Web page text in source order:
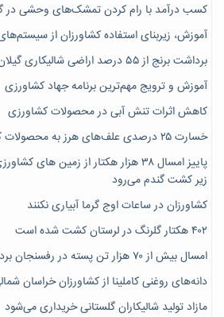
کسب درآمد با رام کردن تمشک‌های وحشی در
آموزش، زیربنای استفاده کشاورزان از
برداشت برنج از ۵۵ درصد اراضی شالیکاری گیلان
آموزش و ترویج مهم‌ترین برنامه جهاد کشاورزی
کاهش اثرات تنش آبی در محصولات کشاورزی
خسارت ۲۵ درصدی علف‌های هرز به محصولات کشاورزی
پاییز امسال ۳۸ هزار هکتار از زمین
زیر کشت گندم می‌رود
کشاورزان در ساعات اوج گرما آبیاری نکنند
۴۰۲ هکتار گلرنگ در لرستان کشت شده است
امسال بیش از ۷۰ هزار تن پسته در رفسنجان برداشت می‌شود
دانه‌های روغنی کاملینا از کشاورزان خراسان
مازاد تولید شالیکاران گلستانی خریداری می‌شود